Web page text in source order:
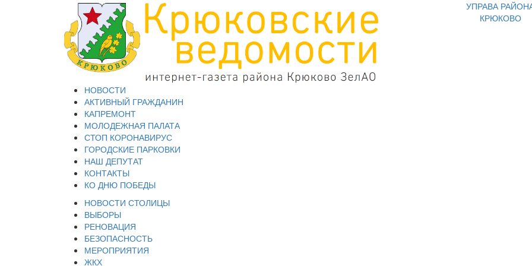
УПРАВА
КРЮКОВО
НОВОСТИ
АКТИВНЫЙ ГРАЖДАНИН
КАПРЕМОНТ
МОЛОДЕЖНАЯ ПАЛАТА
СТОП КОРОНАВИРУС
ГОРОДСКИЕ ПАРКОВКИ
НАШ ДЕПУТАТ
КОНТАКТЫ
КО ДНЮ ПОБЕДЫ
НОВОСТИ СТОЛИЦЫ
ВЫБОРЫ
РЕНОВАЦИЯ
БЕЗОПАСНОСТЬ
МЕРОПРИЯТИЯ
ЖКХ